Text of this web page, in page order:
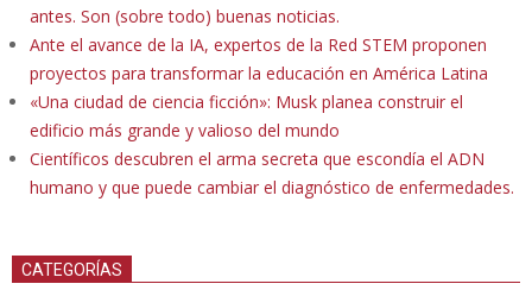
antes. Son (sobre todo) buenas noticias.
Ante el avance de la IA, expertos de la Red STEM proponen
proyectos para transformar la educación en América Latina
«Una ciudad de ciencia ficción»: Musk planea construir el
edificio más grande y valioso del mundo
Científicos descubren el arma secreta que escondía el ADN
humano y que puede cambiar el diagnóstico de enfermedades.
CATEGORÍAS